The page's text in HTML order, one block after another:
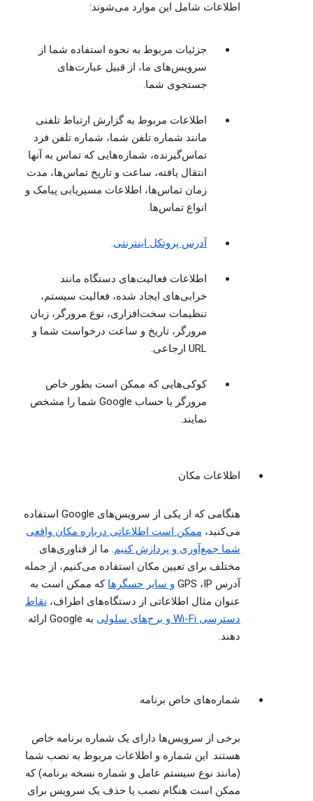
اطلاعات شامل این موارد می‌شوند:
جزئیات مربوط به نحوه استفاده شما از
سرویس‌های ما، از قبیل عبارت‌های
جستجوی شما.
اطلاعات مربوط به گزارش ارتباط تلفنی
مانند شماره تلفن شما، شماره تلفن فرد
تماس‌گیرنده، شماره‌هایی که تماس به آنها
انتقال یافته، ساعت و تاریخ تماس‌ها، مدت
زمان تماس‌ها، اطلاعات مسیریابی پیامک و
انواع تماس‌ها.
آدرس پروتکل اینترنتی.
اطلاعات فعالیت‌های دستگاه مانند
خرابی‌های ایجاد شده، فعالیت سیستم،
تنظیمات سخت‌افزاری، نوع مرورگر، زبان
مرورگر، تاریخ و ساعت درخواست شما و
URL ارجاعی.
کوکی‌هایی که ممکن است بطور خاص
مرورگر یا حساب Google شما را مشخص
نمایند.
اطلاعات مکان
هنگامی که از یکی از سرویس‌های Google استفاده
می‌کنید، ممکن است اطلاعاتی درباره مکان واقعی
شما جمع‌آوری و پردازش کنیم. ما از فناوری‌های
مختلف برای تعیین مکان استفاده می‌کنیم، از جمله
آدرس IP، ‏GPS ‏
و سایر حسگرها که ممکن است به
عنوان مثال اطلاعاتی از دستگاه‌های اطراف، نقاط
دسترسی Wi-Fi و برج‌های سلولی
به Google ارائه
دهند.
شماره‌های خاص برنامه
برخی از سرویس‌ها دارای یک شماره برنامه خاص
هستند. این شماره و اطلاعات مربوط به نصب شما
(مانند نوع سیستم عامل و شماره نسخه برنامه) که
ممکن است هنگام نصب یا حذف یک سرویس برای